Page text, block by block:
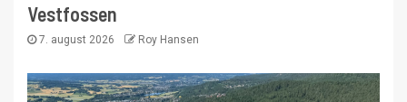
Vestfossen
7. august 2026 Roy Hansen